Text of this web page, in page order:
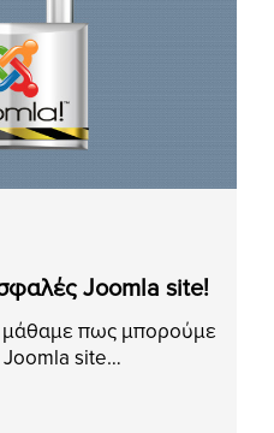
Joomla site!
πως μπορούμε
Joomla site…